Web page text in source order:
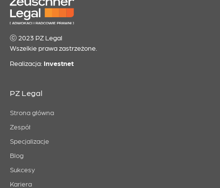
ⓒ 2023 PZ Legal
Wszelkie prawa zastrzeżone.
Realizacja: Investnet
PZ Legal
Strona główna
Zespół
Specjalizacje
Blog
Sukcesy
Kariera